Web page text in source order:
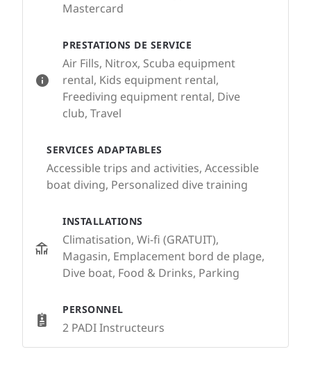
PRESTATIONS DE SERVICE
Air Fills, Nitrox, Scuba equipment
rental, Kids equipment rental,
Freediving equipment rental, Dive
club, Travel
SERVICES ADAPTABLES
Accessible trips and activities, Accessible
boat diving, Personalized dive training
INSTALLATIONS
Climatisation, Wi-fi (GRATUIT),
Magasin, Emplacement bord de plage,
Dive boat, Food & Drinks, Parking
PERSONNEL
2 PADI Instructeurs
Mastercard